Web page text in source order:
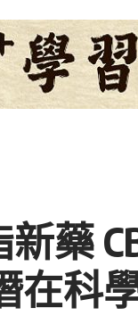
藥
在科